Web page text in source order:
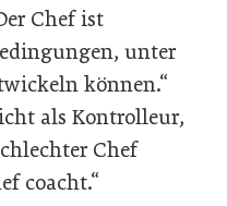
Chef ist
unter
können.“
als Kontrolleur,
Chef
coacht.“